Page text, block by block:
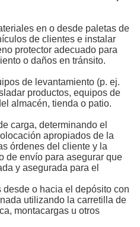
en o desde paletas de
de clientes e instalar
protector adecuado para
o daños en tránsito.
de levantamiento (p. ej.
productos, equipos de
almacén, tienda o patio.
carga, determinando el
apropiados de la
órdenes del cliente y la
de envío para asegurar que
y asegurada para el
desde o hacia el depósito con
utilizando la carretilla de
montacargas u otros